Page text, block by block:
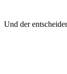
Und der